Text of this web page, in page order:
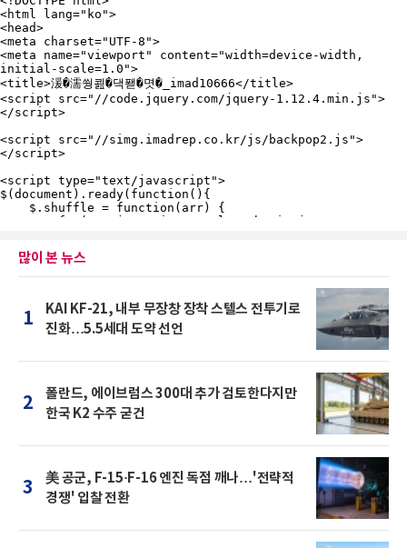
많이 본 뉴스
1
KAI KF-21, 내부 무장창 장착 스텔스 전투기로
진화…5.5세대 도약 선언
2
폴란드, 에이브럼스 300대 추가 검토한다지만
한국 K2 수주 굳건
3
美 공군, F-15·F-16 엔진 독점 깨나…'전략적
경쟁' 입찰 전환